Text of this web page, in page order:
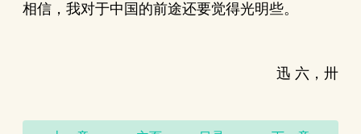
相信，我对于中国的前途还要觉得光明些。
迅 六，卅